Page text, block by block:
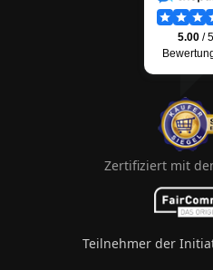
Zertifiziert mit
Teilnehmer der